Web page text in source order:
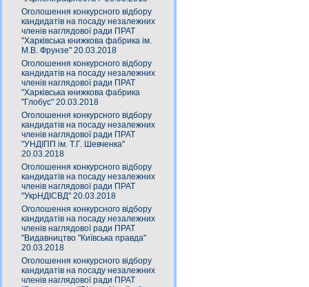
Оголошення конкурсного відбору
кандидатів на посаду незалежних
членів наглядової ради ПРАТ
"Харківська книжкова фабрика ім.
М.В. Фрунзе" 20.03.2018
Оголошення конкурсного відбору
кандидатів на посаду незалежних
членів наглядової ради ПРАТ
"Харківська книжкова фабрика
"Глобус" 20.03.2018
Оголошення конкурсного відбору
кандидатів на посаду незалежних
членів наглядової ради ПРАТ
"УНДІПП ім. Т.Г. Шевченка"
20.03.2018
Оголошення конкурсного відбору
кандидатів на посаду незалежних
членів наглядової ради ПРАТ
"УкрНДІСВД" 20.03.2018
Оголошення конкурсного відбору
кандидатів на посаду незалежних
членів наглядової ради ПРАТ
"Видавництво "Київська правда"
20.03.2018
Оголошення конкурсного відбору
кандидатів на посаду незалежних
членів наглядової ради ПРАТ